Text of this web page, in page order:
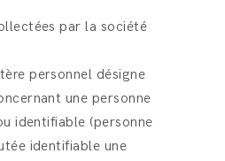
par la société
personnel désigne
une personne
identifiable (personne
identifiable une